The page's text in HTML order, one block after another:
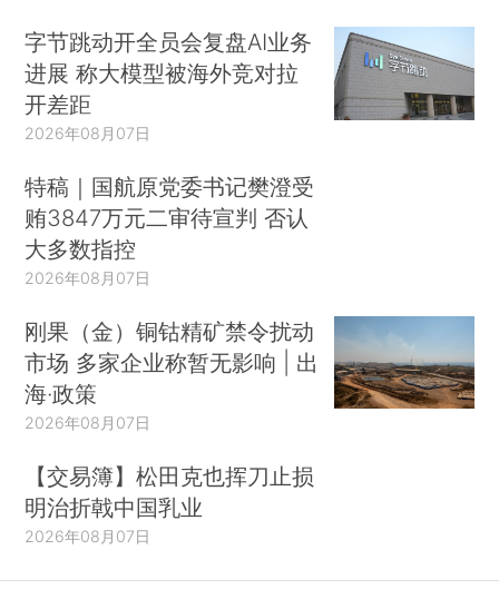
字节跳动开全员会复盘AI业务
进展 称大模型被海外竞对拉
开差距
2026年08月07日
特稿｜国航原党委书记樊澄受
贿3847万元二审待宣判 否认
大多数指控
2026年08月07日
刚果（金）铜钴精矿禁令扰动
市场 多家企业称暂无影响 | 出
海·政策
2026年08月07日
【交易簿】松田克也挥刀止损
明治折戟中国乳业
2026年08月07日